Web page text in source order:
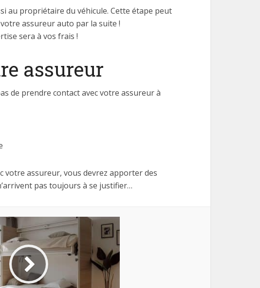
au propriétaire du véhicule. Cette étape peut
assureur auto par la suite !
sera à vos frais !
assureur
de prendre contact avec votre assureur à
votre assureur, vous devrez apporter des
pas toujours à se justifier…